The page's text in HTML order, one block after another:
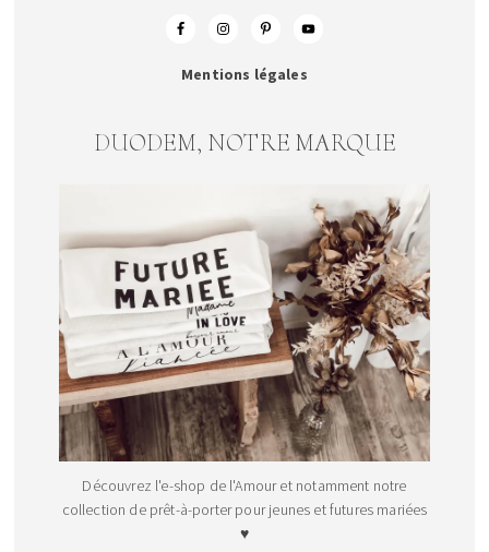
Mentions légales
DUODEM, NOTRE MARQUE
Découvrez l'e-shop de l'Amour et notamment notre
collection de prêt-à-porter pour jeunes et futures mariées
♥